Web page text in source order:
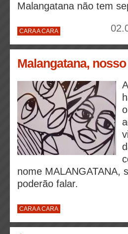
Malangatana não tem
CARA A CARA
Malangatana,
nome MALANGATANA,
poderão falar.
CARA A CARA